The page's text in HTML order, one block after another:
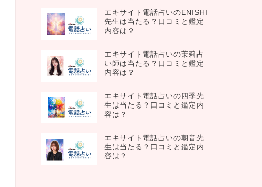
エキサイト電話占いのENISHI
先生は当たる？口コミと鑑定
内容は？
エキサイト電話占いの茉莉占
い師は当たる？口コミと鑑定
内容は？
エキサイト電話占いの四季先
生は当たる？口コミと鑑定内
容は？
エキサイト電話占いの朝音先
生は当たる？口コミと鑑定内
容は？